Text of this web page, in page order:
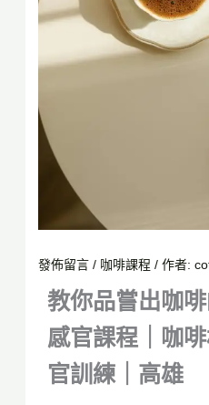
發佈留言 / 咖啡課程 / 作者:
教你品嘗出咖
感官課程｜咖
官訓練｜高雄